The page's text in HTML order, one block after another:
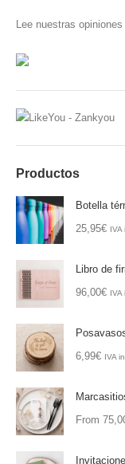
Lee nuestras opiniones
Productos
Botella
25,95€ IVA
Libro de
96,00€ IVA
6,99€ IVA
From